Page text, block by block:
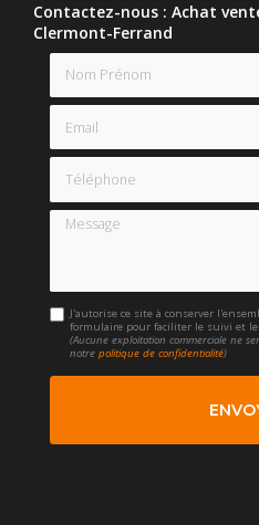
Contactez-nous : Achat
Clermont-Ferrand
Nom Prénom
Email
Message
J'autorise ce site à conserver
formulaire pour faciliter le suivi et
(Aucune exploitation commerciale ne
notrepolitique de confidentialité)